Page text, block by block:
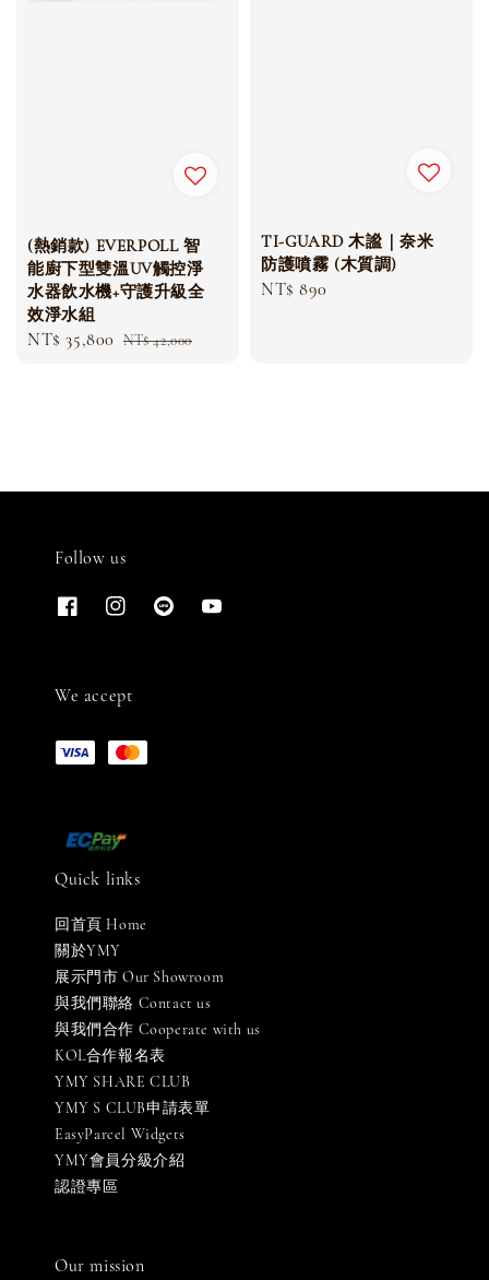
(熱銷款) EVERPOLL 智
能廚下型雙溫UV觸控淨
水器飲水機+守護升級全
效淨水組
Sale
NT$ 35,800 Regular
NT$ 42,000
TI-GUARD 木謐｜奈米
防護噴霧 (木質調)
Regular
NT$ 890
Follow us
We accept
Quick links
回首頁 Home
關於YMY
展示門市 Our Showroom
與我們聯絡 Contact us
與我們合作 Cooperate with us
KOL合作報名表
YMY SHARE CLUB
YMY S CLUB申請表單
EasyParcel Widgets
YMY會員分級介紹
認證專區
Our mission